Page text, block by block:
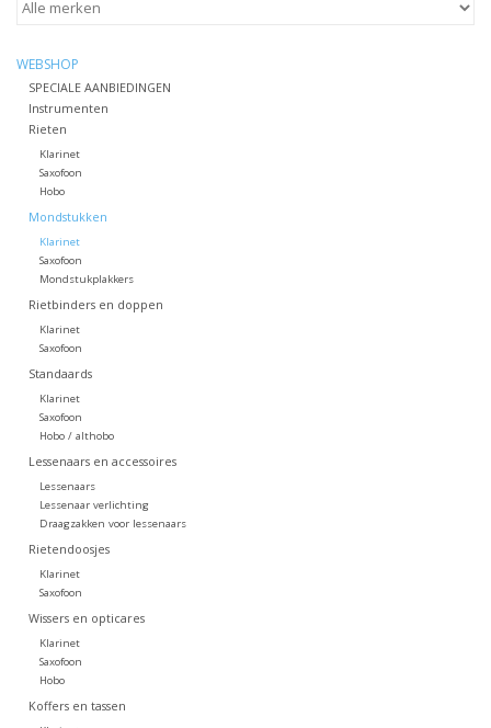
Verhuur hobo's
Merken
WEBSHOP
SPECIALE AANBIEDINGEN
Instrumenten
Rieten
Klarinet
Saxofoon
Hobo
Mondstukken
Klarinet
Saxofoon
Mondstukplakkers
Rietbinders en doppen
Klarinet
Saxofoon
Standaards
Klarinet
Saxofoon
Hobo / althobo
Lessenaars en accessoires
Lessenaars
Lessenaar verlichting
Draagzakken voor lessenaars
Rietendoosjes
Klarinet
Saxofoon
Wissers en opticares
Klarinet
Saxofoon
Hobo
Koffers en tassen